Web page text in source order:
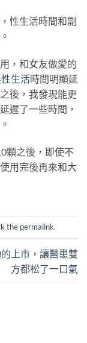
性生活時間和副
，和女友做愛的
性生活時間明顯延
後，我發現能更
遲了一些時間，
顆之後，即使不
用完後再來和大
the permalink.
上市，讓醫患雙
方都松了一口氣